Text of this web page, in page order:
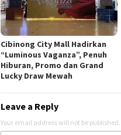
Cibinong City Mall Hadirkan
“Luminous Vaganza”, Penuh
Hiburan, Promo dan Grand
Lucky Draw Mewah
Leave a Reply
Your email address will not be published.